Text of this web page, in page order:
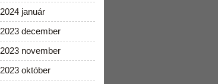
2024 január
2023 december
2023 november
2023 október